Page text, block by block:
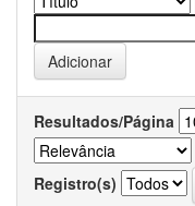
Resultados/Página
Registro(s)